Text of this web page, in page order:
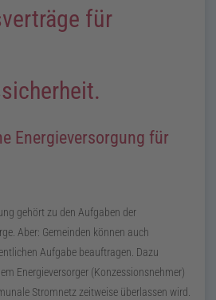
für
Energieversorgung für
gehört zu den Aufgaben der
Aber: Gemeinden können auch
Aufgabe beauftragen. Dazu
Energieversorger (Konzessionsnehmer)
Stromnetz zeitweise überlassen wird.